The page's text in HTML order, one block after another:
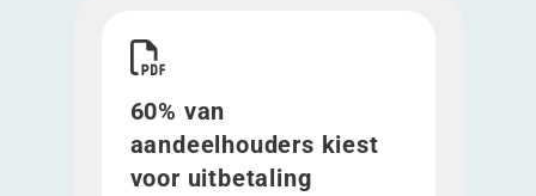
60% van
aandeelhouders kiest
voor uitbetaling